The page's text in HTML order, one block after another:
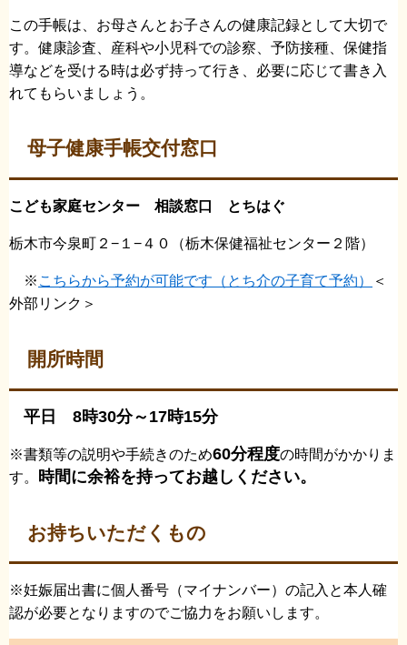
この手帳は、お母さんとお子さんの健康記録として大切で
す。健康診査、産科や小児科での診察、予防接種、保健指
導などを受ける時は必ず持って行き、必要に応じて書き入
れてもらいましょう。
母子健康手帳交付窓口
こども家庭センター 相談窓口 とちはぐ
栃木市今泉町２−１−４０（栃木保健福祉センター２階）
※ こちらから予約が可能です（とち介の子育て予約）
＜
外部リンク＞
開所時間
平日 8時30分～17時15分
※書類等の説明や手続きのため60分程度の時間がかかりま
す。
時間に余裕を持ってお越しください。
お持ちいただくもの
※妊娠届出書に個人番号（マイナンバー）の記入と本人確
認が必要となりますのでご協力をお願いします。